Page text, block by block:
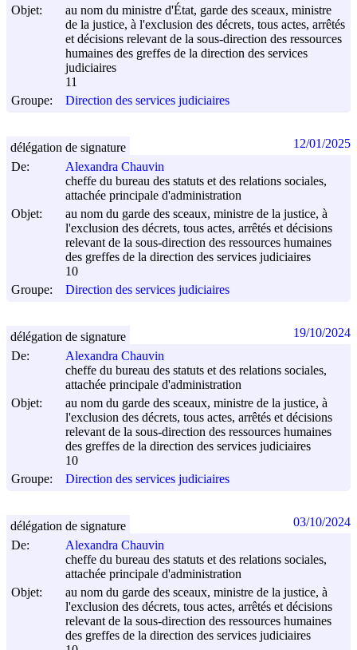
Objet:
au nom du ministre d'État, garde des sceaux, ministre
de la justice, à l'exclusion des décrets, tous actes, arrêtés
et décisions relevant de la sous-direction des ressources
humaines des greffes de la direction des services
judiciaires
11
Groupe:
Direction des services judiciaires
De:
Alexandra Chauvin
cheffe du bureau des statuts et des relations sociales,
attachée principale d'administration
Objet:
au nom du garde des sceaux, ministre de la justice, à
l'exclusion des décrets, tous actes, arrêtés et décisions
relevant de la sous-direction des ressources humaines
des greffes de la direction des services judiciaires
10
Groupe:
Direction des services judiciaires
délégation de signature 12/01/2025
De:
Alexandra Chauvin
cheffe du bureau des statuts et des relations sociales,
attachée principale d'administration
Objet:
au nom du garde des sceaux, ministre de la justice, à
l'exclusion des décrets, tous actes, arrêtés et décisions
relevant de la sous-direction des ressources humaines
des greffes de la direction des services judiciaires
10
Groupe:
Direction des services judiciaires
délégation de signature 19/10/2024
De:
Alexandra Chauvin
cheffe du bureau des statuts et des relations sociales,
attachée principale d'administration
Objet:
au nom du garde des sceaux, ministre de la justice, à
l'exclusion des décrets, tous actes, arrêtés et décisions
relevant de la sous-direction des ressources humaines
des greffes de la direction des services judiciaires
délégation de signature 03/10/2024